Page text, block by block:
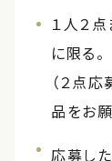
１人２
に限る。
（２点
品をお願
応募し